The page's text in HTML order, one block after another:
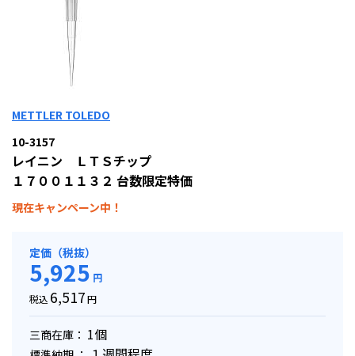
METTLER TOLEDO
10-3157
レイニン ＬＴＳチップ
１７００１１３２ 台数限定特価
現在キャンペーン中！
定価（税抜）
5,925 円
税込 6,517円
三商在庫： 1個